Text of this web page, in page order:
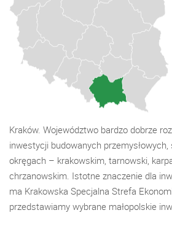
Kraków. Województwo bardzo dobrze
inwestycji budowanych
okręgach – krakowskim, tarnowski,
chrzanowskim. Istotne znaczenie dla
ma Krakowska Specjalna Strefa
przedstawiamy wybrane małopolskie